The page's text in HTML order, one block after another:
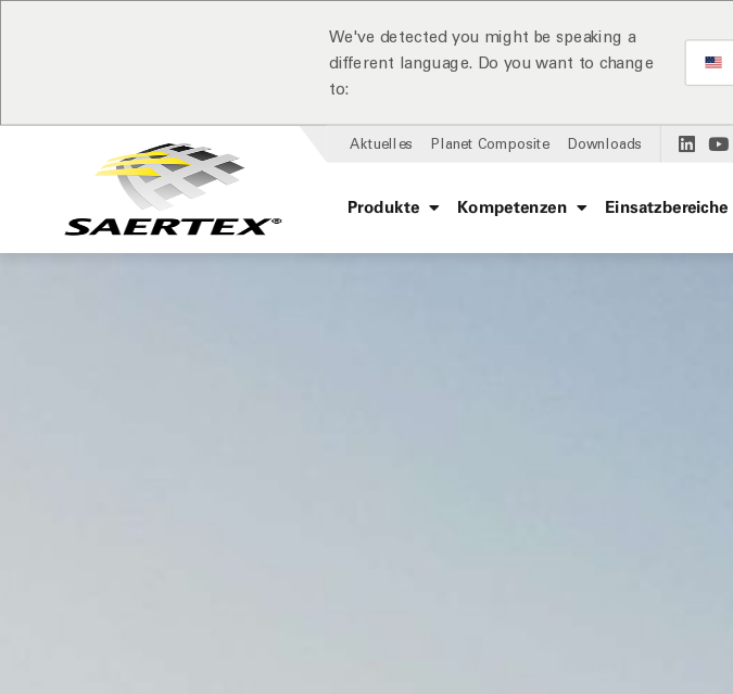
We've detected you might be speaking a
different language. Do you want to change
to:
Aktuelles Planet Composite Downloads
Produkte Kompetenzen Einsatzbereiche